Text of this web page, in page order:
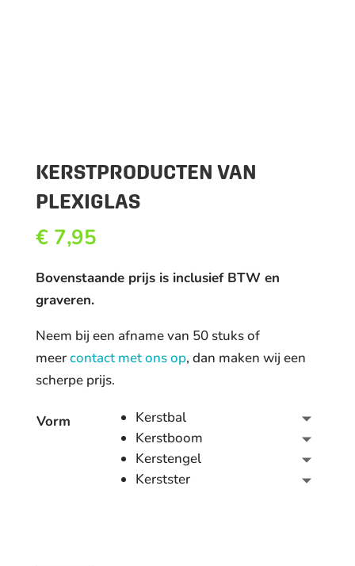
KERSTPRODUCTEN VAN
PLEXIGLAS
€7,95
Bovenstaande prijs is inclusief BTW en
graveren.
Neem bij een afname van 50 stuks of
meercontact met ons op, dan maken wij een
scherpe prijs.
Vorm
Kerstbal
Kerstboom
Kerstengel
Kerstster